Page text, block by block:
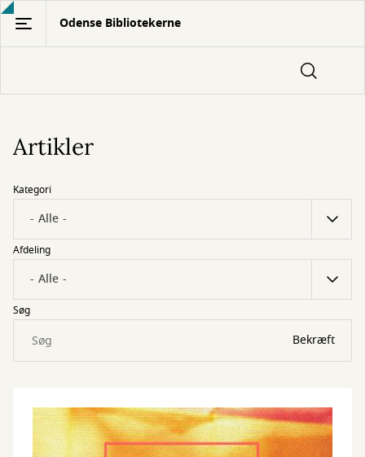
Gå
hovedindhold
Odense Bibliotekerne
Artikler
Kategori
Afdeling
Søg